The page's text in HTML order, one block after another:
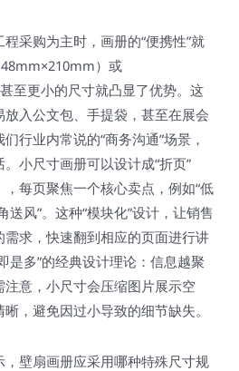
采购为主时，画册的“便携性”就
）或
至更小的尺寸就凸显了优势。这
入公文包、手提袋，甚至在展会
行业内常说的“商务沟通”场景，
小尺寸画册可以设计成“折页”
，每页聚焦一个核心卖点，例如“低
送风”。这种“模块化”设计，让销售
需求，快速翻到相应的页面进行讲
是多”的经典设计理论：信息越聚
意，小尺寸会压缩图片展示空
，避免因过小导致的细节缺失。
壁扇画册应采用哪种特殊尺寸规